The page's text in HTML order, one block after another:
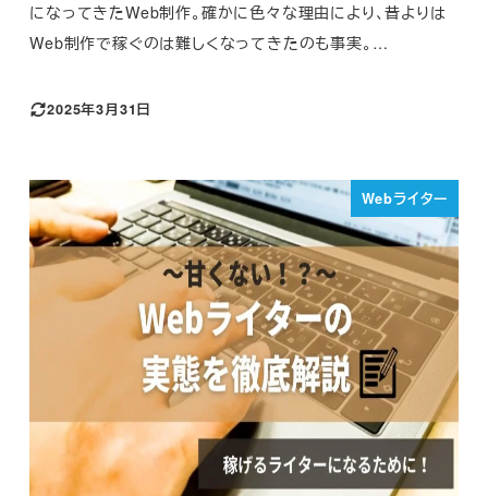
になってきたWeb制作。確かに色々な理由により、昔よりは
Web制作で稼ぐのは難しくなってきたのも事実。…
2025年3月31日
Webライター